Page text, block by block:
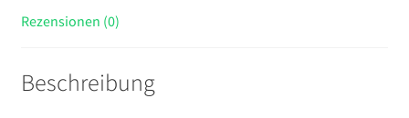
&
zu
Rezensionen (0)
Beschreibung